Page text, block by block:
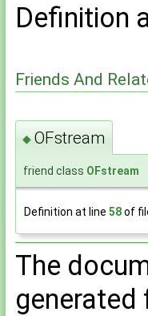
Definition
Friends And
◆ OFstream
friend class OFstream
Definition at line 58of
The